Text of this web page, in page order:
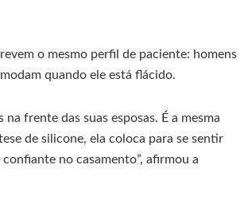
o mesmo perfil de paciente: homens
quando ele está flácido.
frente das suas esposas. É a mesma
de silicone, ela coloca para se sentir
no casamento”, afirmou a